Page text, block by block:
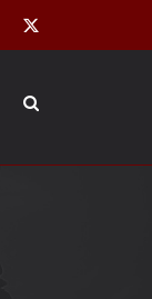
Facebook